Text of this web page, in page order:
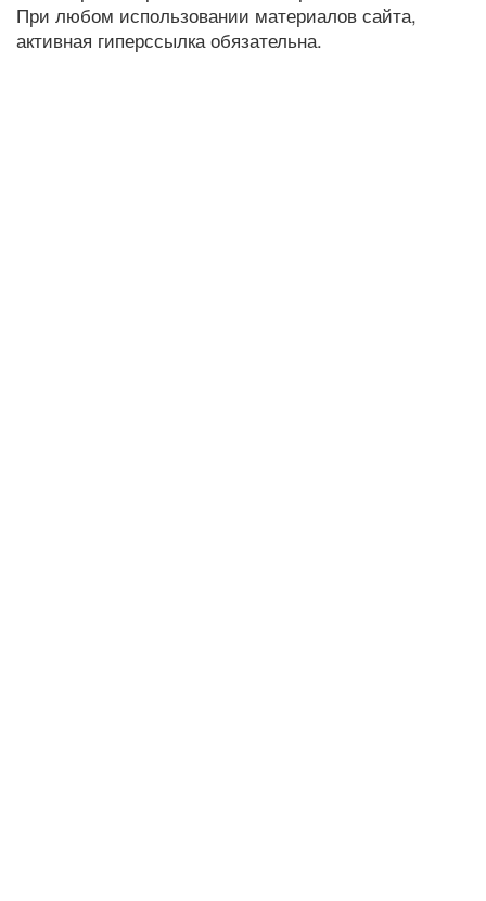
При любом использовании материалов сайта,
активная гиперссылка обязательна.